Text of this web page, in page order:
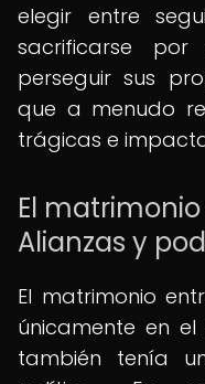
elegir entre
sacrificarse
perseguir sus
que a menudo
trágicas e
El
Alianzas y
El matrimonio
únicamente en
también tenía